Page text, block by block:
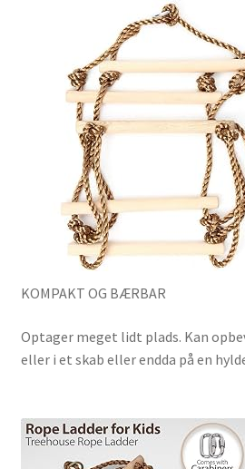
KOMPAKT OG BÆRBAR
Optager meget lidt plads. Kan
eller i et skab eller endda på en